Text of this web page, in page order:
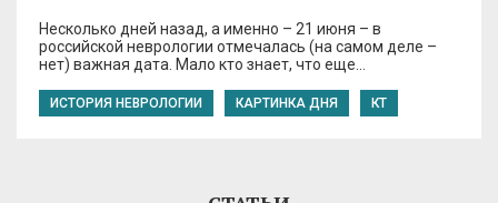
Несколько дней назад, а именно – 21 июня – в
российской неврологии отмечалась (на самом деле –
нет) важная дата. Мало кто знает, что еще…
ИСТОРИЯ НЕВРОЛОГИИ КАРТИНКА ДНЯ КТ